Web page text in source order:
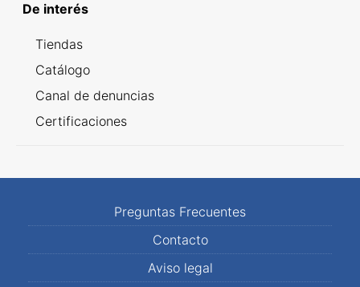
De interés
Tiendas
Catálogo
Canal de denuncias
Certificaciones
Preguntas Frecuentes
Contacto
Aviso legal